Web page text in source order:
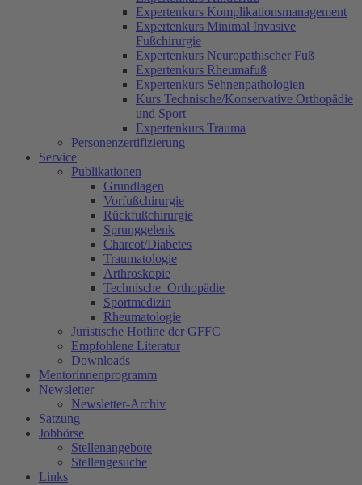
Expertenkurs Komplikationsmanagement
Expertenkurs Minimal Invasive
Fußchirurgie
Expertenkurs Neuropathischer Fuß
Expertenkurs Rheumafuß
Expertenkurs Sehnenpathologien
Kurs Technische/Konservative Orthopädie
und Sport
Expertenkurs Trauma
Personenzertifizierung
Service
Publikationen
Grundlagen
Vorfußchirurgie
Rückfußchirurgie
Sprunggelenk
Charcot/Diabetes
Traumatologie
Arthroskopie
Technische Orthopädie
Sportmedizin
Rheumatologie
Juristische Hotline der GFFC
Empfohlene Literatur
Downloads
Mentorinnenprogramm
Newsletter
Newsletter-Archiv
Satzung
Jobbörse
Stellenangebote
Stellengesuche
Links